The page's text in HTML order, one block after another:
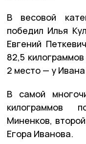
В весовой
победил Илья
Евгений
82,5
2 место — у
В самой
килограммов
Миненков,
Егора Иванова.